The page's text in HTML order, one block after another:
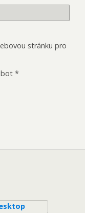
stránku pro
bot *